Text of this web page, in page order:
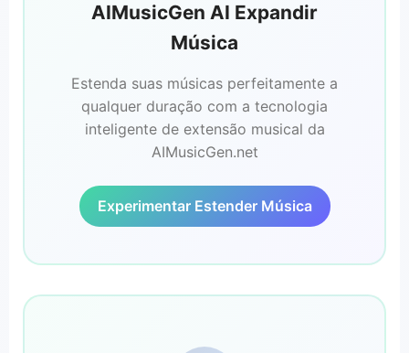
AIMusicGen AI Expandir
Música
Estenda suas músicas perfeitamente a
qualquer duração com a tecnologia
inteligente de extensão musical da
AIMusicGen.net
Experimentar Estender Música